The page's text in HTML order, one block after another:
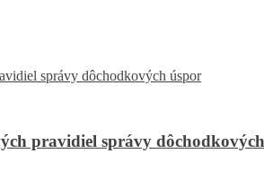
pravidiel správy